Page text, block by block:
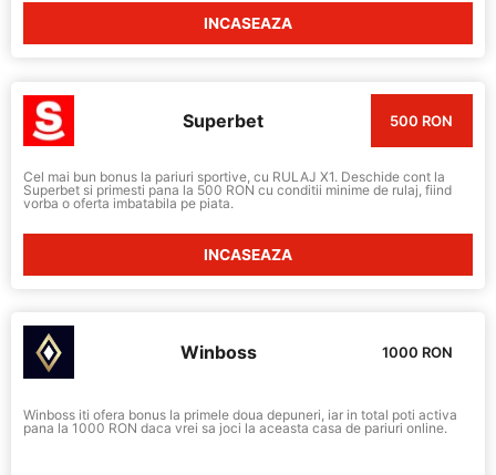
INCASEAZA
Superbet 500 RON
Cel mai bun bonus la pariuri sportive, cu RULAJ X1. Deschide cont la
Superbet si primesti pana la 500 RON cu conditii minime de rulaj, fiind
vorba o oferta imbatabila pe piata.
INCASEAZA
Winboss 1000 RON
Winboss iti ofera bonus la primele doua depuneri, iar in total poti activa
pana la 1000 RON daca vrei sa joci la aceasta casa de pariuri online.